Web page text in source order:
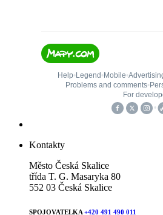
Kontakty
Město Česká Skalice
třída T. G. Masaryka 80
552 03 Česká Skalice
SPOJOVATELKA +420 491 490 011